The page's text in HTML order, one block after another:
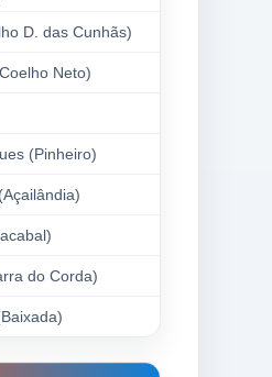
D. das Cunhãs)
Neto)
(Pinheiro)
do Corda)